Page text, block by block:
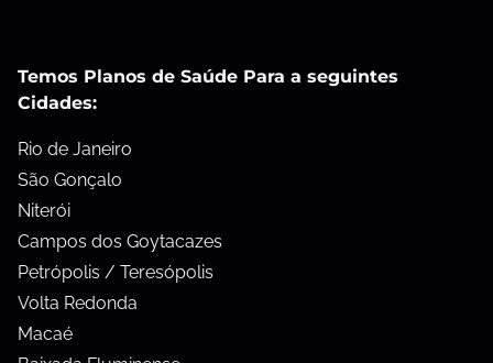
Temos Planos de Saúde Para a seguintes
Cidades:
Rio de Janeiro
São Gonçalo
Niterói
Campos dos Goytacazes
Petrópolis / Teresópolis
Volta Redonda
Macaé